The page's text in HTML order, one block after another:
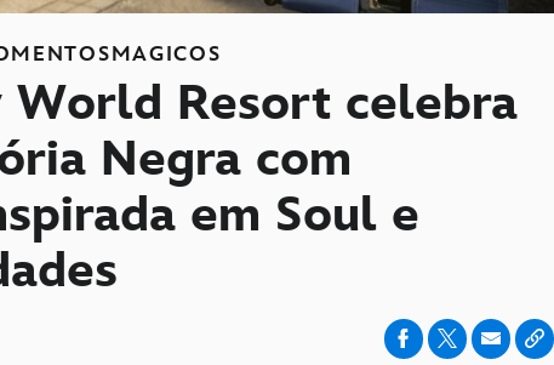
World Resort celebra
Negra com
em Soul e